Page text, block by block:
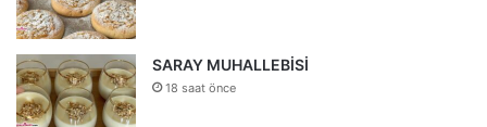
SARAY MUHALLEBİSİ
18 saat önce